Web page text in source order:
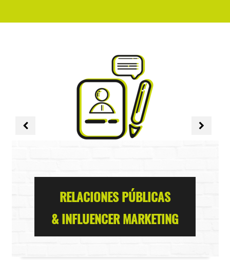
RELACIONES PÚBLICAS
& INFLUENCER MARKETING